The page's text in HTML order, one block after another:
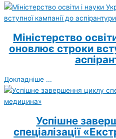
Міністерство
оновлює строки
Докладніше ...
Успішне
спеціалізації